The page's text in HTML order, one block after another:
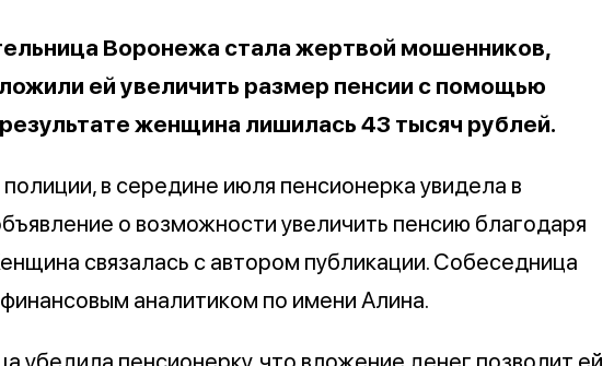
Воронежа стала жертвой мошенников,
ей увеличить размер пенсии с помощью
женщина лишилась 43 тысяч рублей.
в середине июля пенсионерка увидела в
о возможности увеличить пенсию благодаря
связалась с автором публикации. Собеседница
аналитиком по имени Алина.